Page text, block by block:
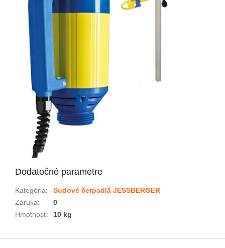
Dodatočné parametre
Kategória:
Sudové čerpadlá JESSBERGER
Záruka:
0
Hmotnosť: 10 kg